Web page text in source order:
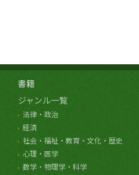
書籍
ジャンル一覧
法律・政治
経済
社会・福祉・教育・文化・歴史
心理・医学
数学・物理学・科学